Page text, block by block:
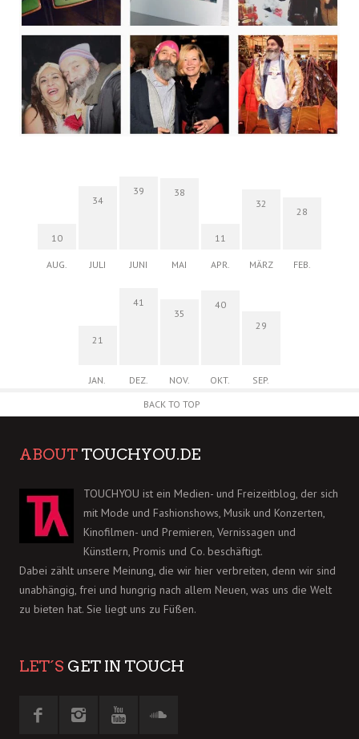
10
AUG.
34
JULI
39
JUNI
38
MAI
11
APR.
32
MÄRZ
28
FEB.
21
JAN.
41
DEZ.
35
NOV.
40
OKT.
29
SEP.
BACK TO TOP
ABOUT TOUCHYOU.DE
TOUCHYOU ist ein Medien- und Freizeitblog, der sich
mit Mode und Fashionshows, Musik und Konzerten,
Kinofilmen- und Premieren, Vernissagen und
Künstlern, Promis und Co. beschäftigt.
Dabei zählt unsere Meinung, die wir hier verbreiten, denn wir sind
unabhängig, frei und hungrig nach allem Neuen, was uns die Welt
zu bieten hat. Sie liegt uns zu Füßen.
LET´S GET IN TOUCH